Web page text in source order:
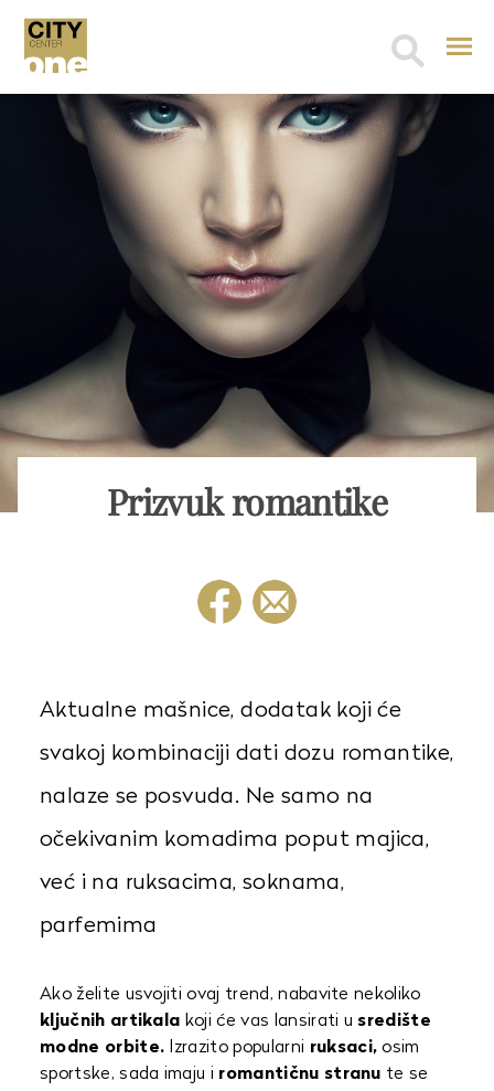
Search
Prizvuk romantike
Aktualne mašnice, dodatak koji će
svakoj kombinaciji dati dozu romantike,
nalaze se posvuda. Ne samo na
očekivanim komadima poput majica,
već i na ruksacima, soknama,
parfemima
Ako želite usvojiti ovaj trend, nabavite nekoliko
ključnih artikala koji će vas lansirati u središte
modne orbite. Izrazito popularni ruksaci, osim
sportske, sada imaju i romantičnu stranu te se